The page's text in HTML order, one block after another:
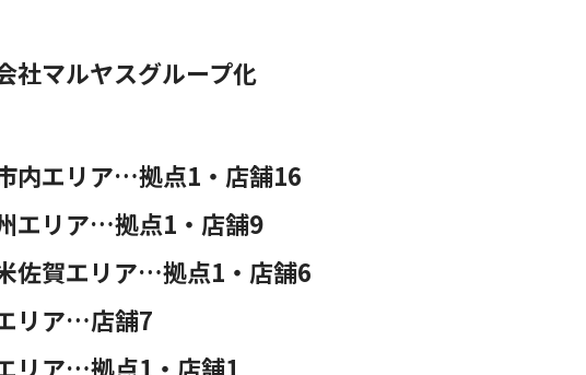
社マルヤスグループ化
内エリア…拠点1・店舗16
エリア…拠点1・店舗9
佐賀エリア…拠点1・店舗6
リア…店舗7
リア…拠点1・店舗1